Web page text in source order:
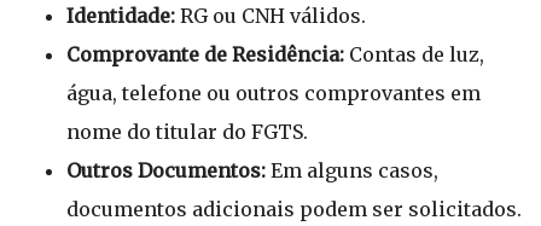
Identidade: RG ou CNH válidos.
Comprovante de Residência: Contas de luz,
água, telefone ou outros comprovantes em
nome do titular do FGTS.
Outros Documentos: Em alguns casos,
documentos adicionais podem ser solicitados.